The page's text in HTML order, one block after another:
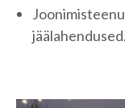
jäälahendused.